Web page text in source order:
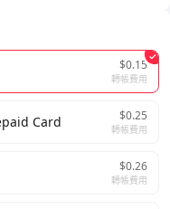
$0.15
轉帳費用
Card $0.25
轉帳費用
$0.26
轉帳費用